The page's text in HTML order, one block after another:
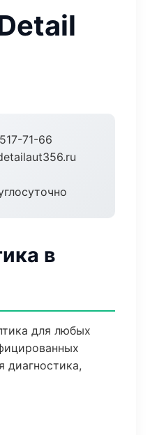
71-66
в
для любых
диагностика,